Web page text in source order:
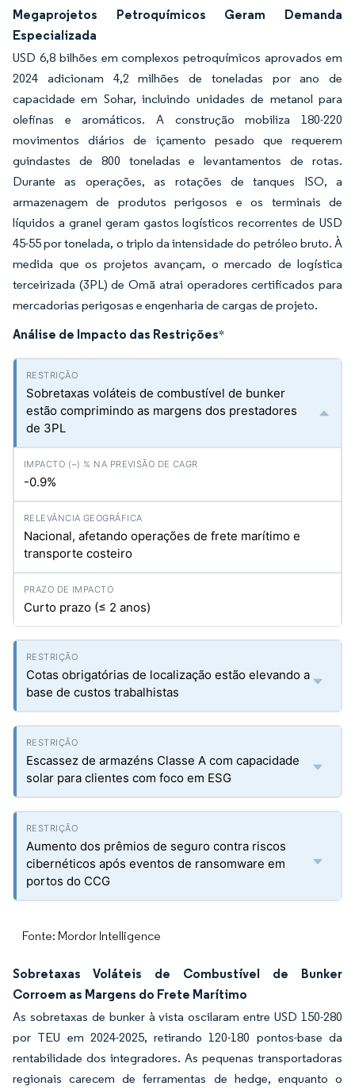
Megaprojetos Petroquímicos Geram Demanda
Especializada
USD 6,8 bilhões em complexos petroquímicos aprovados em
2024 adicionam 4,2 milhões de toneladas por ano de
capacidade em Sohar, incluindo unidades de metanol para
olefinas e aromáticos. A construção mobiliza 180-220
movimentos diários de içamento pesado que requerem
guindastes de 800 toneladas e levantamentos de rotas.
Durante as operações, as rotações de tanques ISO, a
armazenagem de produtos perigosos e os terminais de
líquidos a granel geram gastos logísticos recorrentes de USD
45-55 por tonelada, o triplo da intensidade do petróleo bruto. À
medida que os projetos avançam, o mercado de logística
terceirizada (3PL) de Omã atrai operadores certificados para
mercadorias perigosas e engenharia de cargas de projeto.
Análise de Impacto das Restrições*
Sobretaxas voláteis de combustível de bunker
estão comprimindo as margens dos prestadores
de 3PL
-0.9%
Nacional, afetando operações de frete marítimo e
transporte costeiro
Curto prazo (≤ 2 anos)
Cotas obrigatórias de localização estão elevando a
base de custos trabalhistas
Escassez de armazéns Classe A com capacidade
solar para clientes com foco em ESG
Aumento dos prêmios de seguro contra riscos
cibernéticos após eventos de ransomware em
portos do CCG
Fonte: Mordor Intelligence
Sobretaxas Voláteis de Combustível de Bunker
Corroem as Margens do Frete Marítimo
As sobretaxas de bunker à vista oscilaram entre USD 150-280
por TEU em 2024-2025, retirando 120-180 pontos-base da
rentabilidade dos integradores. As pequenas transportadoras
regionais carecem de ferramentas de hedge, enquanto o